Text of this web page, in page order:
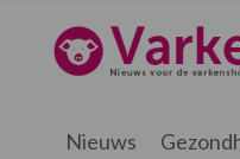
hoofdnavigatie
hoofd
eerste
voettekst
Varkensbedrijf.be
Nieuws